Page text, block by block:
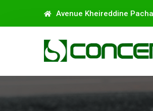
Avenue Kheireddine